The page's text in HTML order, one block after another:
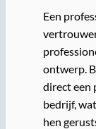
Een
ontwerp.
direct een
bedrijf,
hen